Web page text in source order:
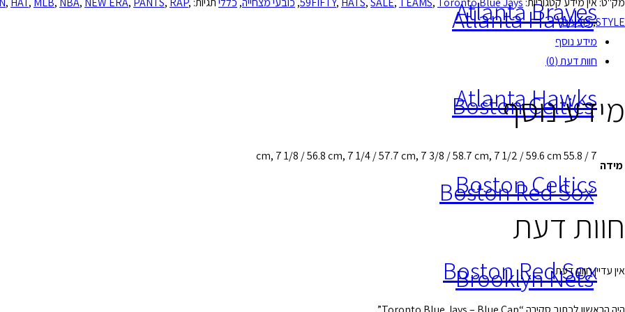
Atlanta Hawks
Boston Celtics
Boston Red Sox
Brooklyn Nets
Atlanta Braves
Atlanta Hawks
Boston Celtics
Boston Red Sox
Toronto
Blue
Jays
-
Blue
Cap
STYLE
,כובעים
מידע נוסף
חוות דעת (0)
מידע נוסף
מידה
7 / 55.8 cm, 7 1/8 / 56.8 cm, 7 1/4 / 57.7 cm, 7 3/8 / 58.7 cm, 7 1/2 / 59.6 cm
חוות דעת
אין עדיין חוות דעת.